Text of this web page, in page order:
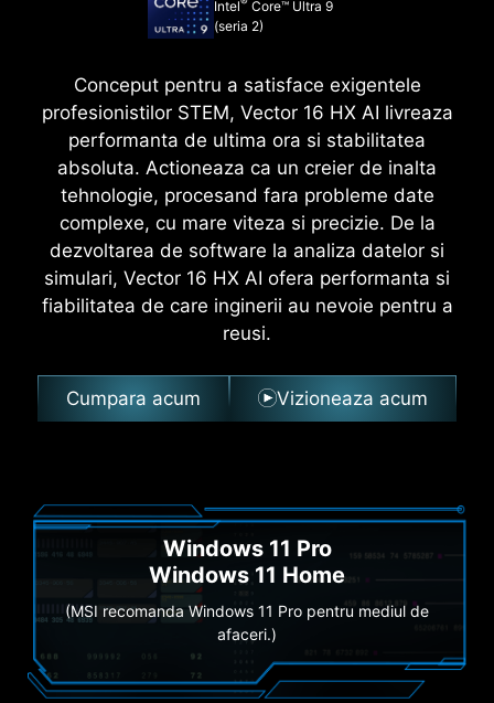
Intel Core™ Ultra 9
(seria 2)
Conceput pentru a satisface exigentele
profesionistilor STEM, Vector 16 HX AI livreaza
performanta de ultima ora si stabilitatea
absoluta. Actioneaza ca un creier de inalta
tehnologie, procesand fara probleme date
complexe, cu mare viteza si precizie. De la
dezvoltarea de software la analiza datelor si
simulari, Vector 16 HX AI ofera performanta si
fiabilitatea de care inginerii au nevoie pentru a
reusi.
Cumpara acum Vizioneaza acum
Windows 11 Pro
Windows 11 Home
(MSI recomanda Windows 11 Pro pentru mediul de
afaceri.)